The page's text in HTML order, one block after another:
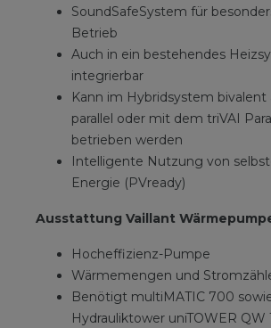
SoundSafeSystem für
Betrieb
Auch in ein bestehendes
integrierbar
Kann im Hybridsystem bivalent
parallel oder mit dem triVAI
betrieben werden
Intelligente Nutzung von
Energie (PVready)
Ausstattung Vaillant
Hocheffizienz-Pumpe
Wärmemengen und
Benötigt multiMATIC 700
Hydrauliktower uniTOWER QW